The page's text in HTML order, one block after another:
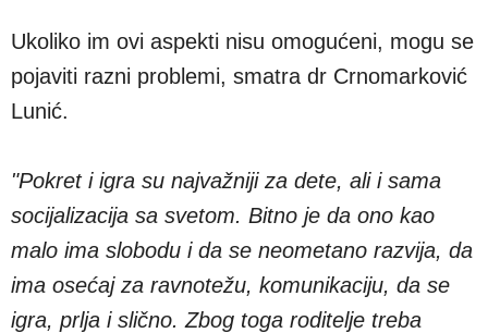
Ukoliko im ovi aspekti nisu omogućeni, mogu se
pojaviti razni problemi, smatra dr Crnomarković
Lunić.
"Pokret i igra su najvažniji za dete, ali i sama
socijalizacija sa svetom. Bitno je da ono kao
malo ima slobodu i da se neometano razvija, da
ima osećaj za ravnotežu, komunikaciju, da se
igra, prlja i slično. Zbog toga roditelje treba